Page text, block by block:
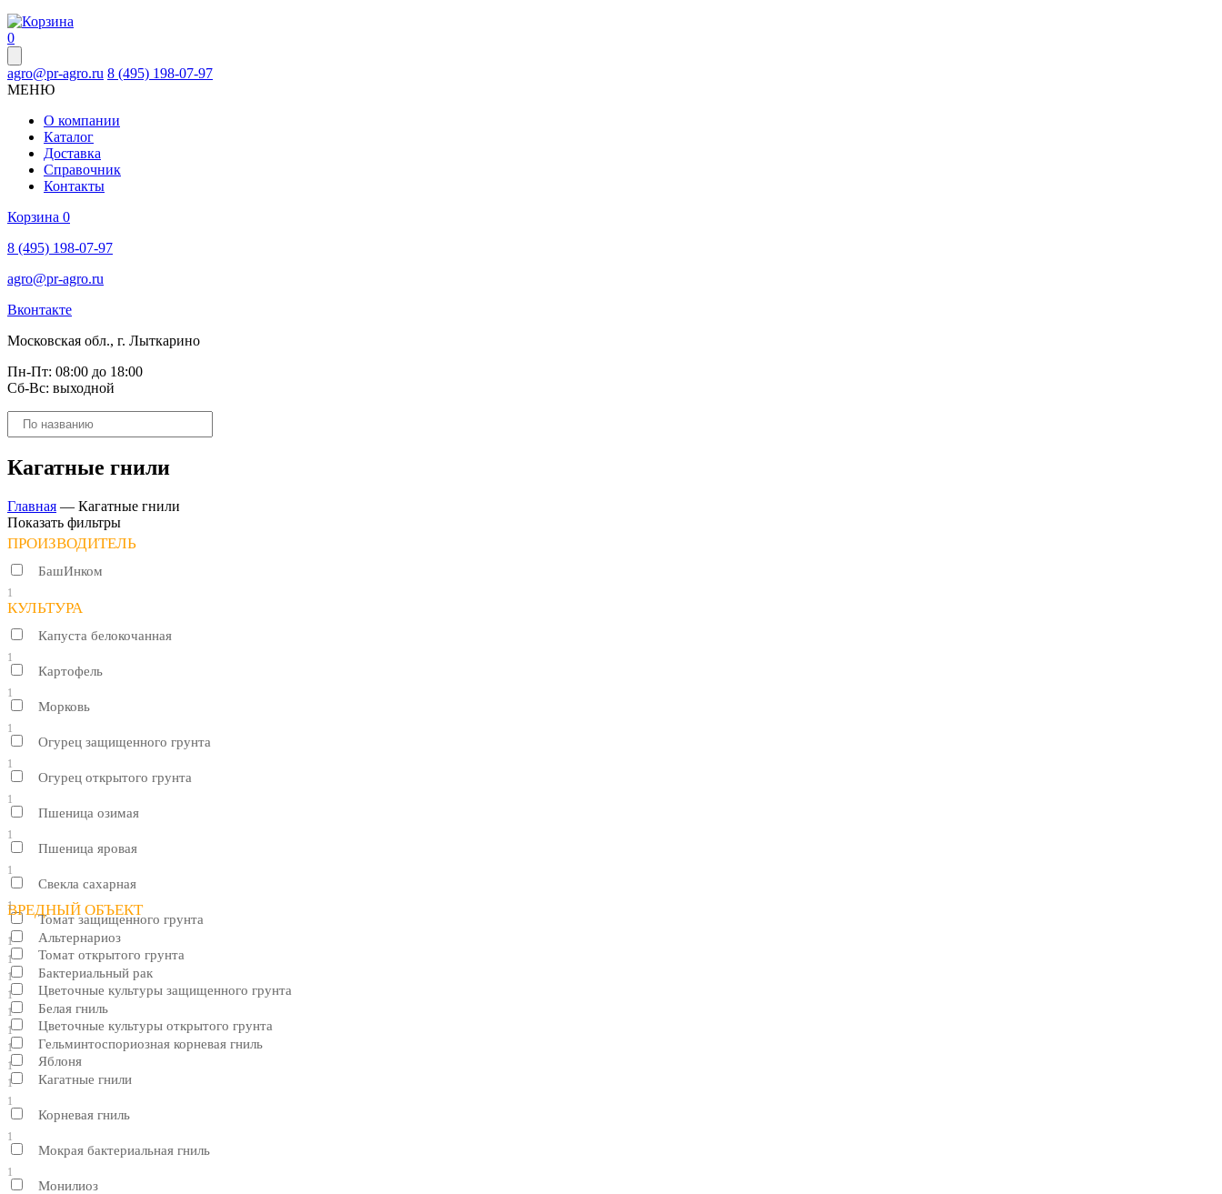
0
agro@pr-agro.ru 8 (495) 198-07-97
МЕНЮ
О компании
Каталог
Доставка
Справочник
Контакты
Корзина 0
8 (495) 198-07-97
agro@pr-agro.ru
Вконтакте
Московская обл., г. Лыткарино
Пн-Пт: 08:00 до 18:00
Сб-Вс: выходной
Поиск
товаров
Кагатные гнили
Главная — Кагатные гнили
Показать фильтры
ПРОИЗВОДИТЕЛЬ
БашИнком
1
КУЛЬТУРА
Капуста белокочанная
1
Картофель
1
Морковь
1
Огурец защищенного грунта
1
Огурец открытого грунта
1
Пшеница озимая
1
Пшеница яровая
1
Свекла сахарная
1
Томат защищенного грунта
1
Томат открытого грунта
1
Цветочные культуры защищенного грунта
1
Цветочные культуры открытого грунта
1
Яблоня
1
ВРЕДНЫЙ ОБЪЕКТ
Альтернариоз
1
Бактериальный рак
1
Белая гниль
1
Гельминтоспориозная корневая гниль
1
Кагатные гнили
1
Корневая гниль
1
Мокрая бактериальная гниль
1
Монилиоз